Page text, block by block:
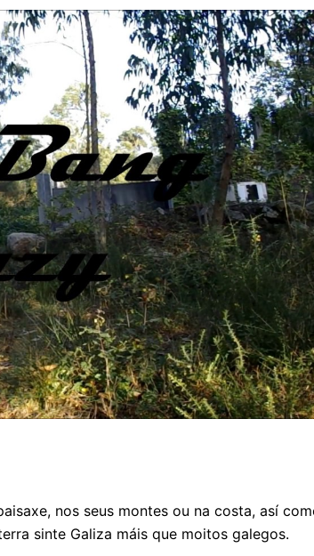
nos seus montes ou na costa, así
sinte Galiza máis que moitos galegos.